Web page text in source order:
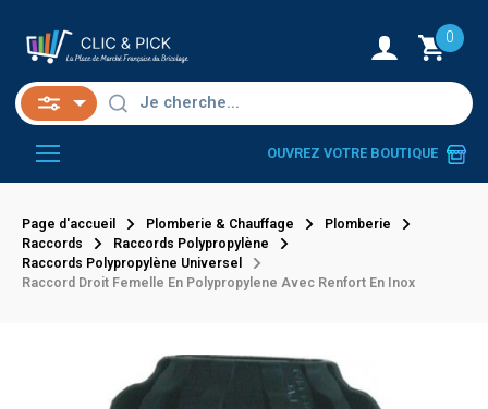
0
OUVREZ VOTRE BOUTIQUE
Page d'accueil Plomberie & Chauffage
Plomberie
Raccords
Raccords Polypropylène
Raccords Polypropylène Universel
Raccord Droit Femelle En Polypropylene Avec Renfort En Inox